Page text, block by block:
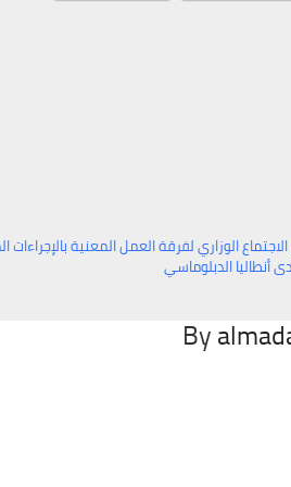
الوزاري لفرقة العمل المعنية
أنطاليا الدبلوماسي
By